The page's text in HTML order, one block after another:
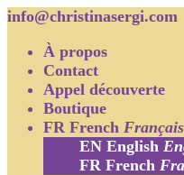
info@christinasergi.com
À propos
Contact
Appel découverte
Boutique
FR French Français
EN English
FR French